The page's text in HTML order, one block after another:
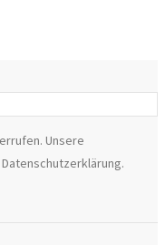
Unsere